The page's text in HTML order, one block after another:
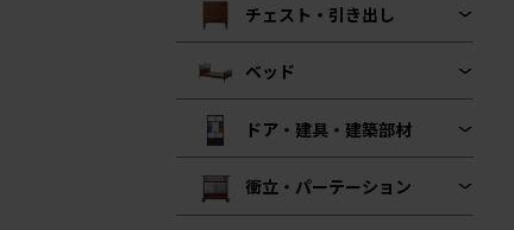
チェスト・引き出し
ベッド
ドア・建具・建築部材
衝立・パーテーション